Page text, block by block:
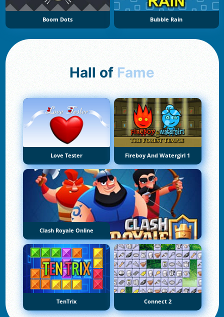
Boom Dots Bubble Rain
Hall of Fame
Love Tester Fireboy And Watergirl 1
Clash Royale Online
TenTrix Connect 2